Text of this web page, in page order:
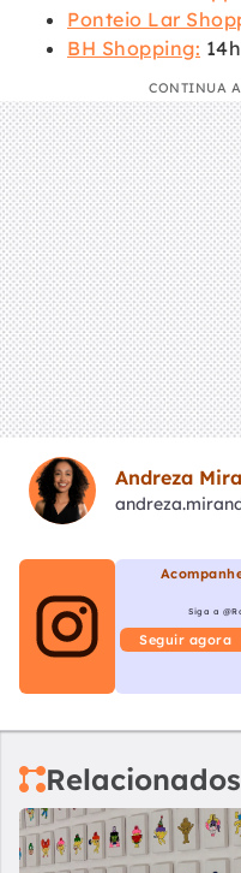
Ponteio Lar
BH Shopping:
CONTINUA
Andreza
Siga a
Seguir agora
Relacionados